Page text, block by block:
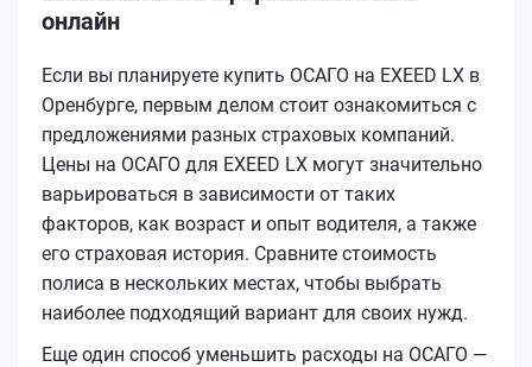
онлайн
Если вы планируете купить ОСАГО на EXEED LX в
Оренбурге, первым делом стоит ознакомиться с
предложениями разных страховых компаний.
Цены на ОСАГО для EXEED LX могут значительно
варьироваться в зависимости от таких
факторов, как возраст и опыт водителя, а также
его страховая история. Сравните стоимость
полиса в нескольких местах, чтобы выбрать
наиболее подходящий вариант для своих нужд.
Еще один способ уменьшить расходы на ОСАГО —